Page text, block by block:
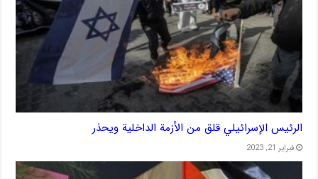
الرئيس الإسرائيلي قلق من الأزمة الداخلية ويحذر
فبراير 21, 2023